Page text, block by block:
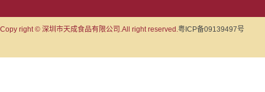
Copy right © 深圳市天成食品有限公司.All right reserved.粤ICP备09139497号